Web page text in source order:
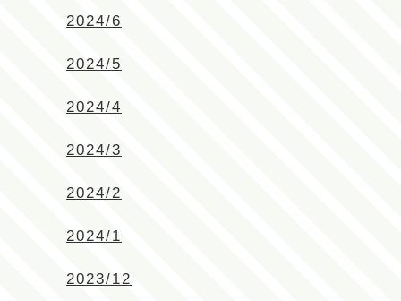
2024/6
2024/5
2024/4
2024/3
2024/2
2024/1
2023/12